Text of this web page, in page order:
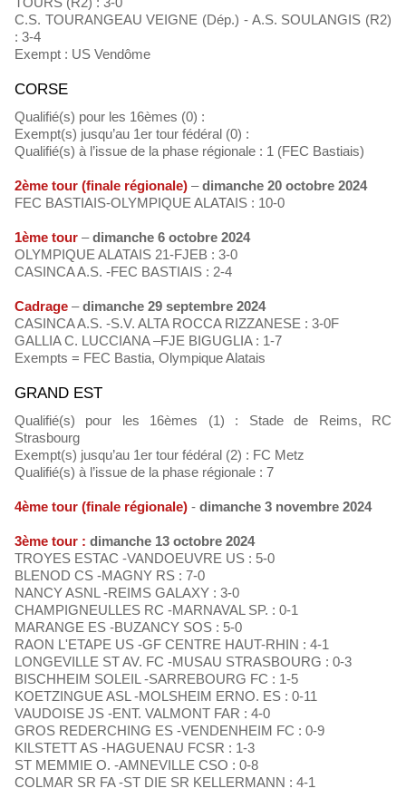
C.S. TOURANGEAU VEIGNE (Dép.) - A.S. SOULANGIS (R2)
: 3-4
Exempt : US Vendôme
CORSE
Qualifié(s) pour les 16èmes (0) :
Exempt(s) jusqu’au 1er tour fédéral (0) :
Qualifié(s) à l’issue de la phase régionale : 1 (FEC Bastiais)
2ème tour (finale régionale) –dimanche 20 octobre 2024
FEC BASTIAIS-OLYMPIQUE ALATAIS : 10-0
1ème tour –dimanche 6 octobre 2024
OLYMPIQUE ALATAIS 21-FJEB : 3-0
CASINCA A.S. -FEC BASTIAIS : 2-4
Cadrage –dimanche 29 septembre 2024
CASINCA A.S. -S.V. ALTA ROCCA RIZZANESE : 3-0F
GALLIA C. LUCCIANA –FJE BIGUGLIA : 1-7
Exempts = FEC Bastia, Olympique Alatais
GRAND EST
Qualifié(s) pour les 16èmes (1) : Stade de Reims, RC
Strasbourg
Exempt(s) jusqu’au 1er tour fédéral (2) : FC Metz
Qualifié(s) à l’issue de la phase régionale : 7
4ème tour (finale régionale) - dimanche 3 novembre 2024
3ème tour : dimanche 13 octobre 2024
TROYES ESTAC -VANDOEUVRE US : 5-0
BLENOD CS -MAGNY RS : 7-0
NANCY ASNL -REIMS GALAXY : 3-0
CHAMPIGNEULLES RC -MARNAVAL SP. : 0-1
MARANGE ES -BUZANCY SOS : 5-0
RAON L'ETAPE US -GF CENTRE HAUT-RHIN : 4-1
LONGEVILLE ST AV. FC -MUSAU STRASBOURG : 0-3
BISCHHEIM SOLEIL -SARREBOURG FC : 1-5
KOETZINGUE ASL -MOLSHEIM ERNO. ES : 0-11
VAUDOISE JS -ENT. VALMONT FAR : 4-0
GROS REDERCHING ES -VENDENHEIM FC : 0-9
KILSTETT AS -HAGUENAU FCSR : 1-3
ST MEMMIE O. -AMNEVILLE CSO : 0-8
COLMAR SR FA -ST DIE SR KELLERMANN : 4-1